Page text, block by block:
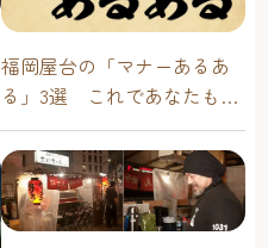
福岡屋台の「マナーあるあ
る」3選 これであなたも屋
台通！